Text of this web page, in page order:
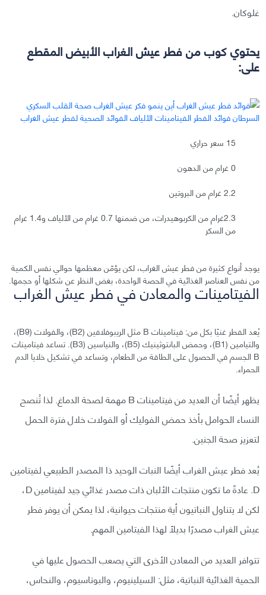
غلوكان.
يحتوي كوب من فطر عيش الغراب الأبيض المقطع
على:
15 سعر حراري
0 غرام من الدهون
2.2 غرام من البروتين
2.3غرام من الكربوهيدرات، من ضمنها 0.7 غرام من الألياف و1.4 غرام
من السكر
يوجد أنواع كثيرة من فطر عيش الغراب، لكن يؤمّن معظمها حوالي نفس الكمية
من نفس العناصر الغذائية في الحصة الواحدة، بغض النظر عن شكلها أو حجمها.
الفيتامينات والمعادن في فطر عيش الغراب
يُعد الفطر غنيًا بكل من: فيتامينات B مثل الريبوفلافين (B2)، والفولات (B9)،
والتيامين (B1)، وحمض البانتوثينيك (B5)، والنياسين (B3). تساعد فيتامينات
B الجسم في الحصول على الطاقة من الطعام، وتساعد في تشكيل خلايا الدم
الحمراء.
يظهر أيضًا أن العديد من فيتامينات B مهمة لصحة الدماغ. لذا تُنصح
النساء الحوامل بأخذ حمض الفوليك أو الفولات خلال فترة الحمل
لتعزيز صحة الجنين.
يُعد فطر عيش الغراب أيضًا النبات الوحيد ذا المصدر الطبيعي لفيتامين
D. عادةً ما تكون منتجات الألبان ذات مصدر غذائي جيد لفيتامين D،
لكن لا يتناول النباتيون أية منتجات حيوانية، لذا يمكن أن يوفر فطر
عيش الغراب مصدرًا بديلًا لهذا الفيتامين المهم.
تتوافر العديد من المعادن الأخرى التي يصعب الحصول عليها في
الحمية الغذائية النباتية، مثل: السيلينيوم، والبوتاسيوم، والنحاس،